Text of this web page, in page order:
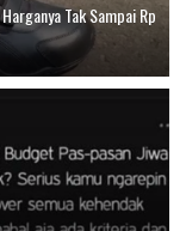
Tak Sampai Rp